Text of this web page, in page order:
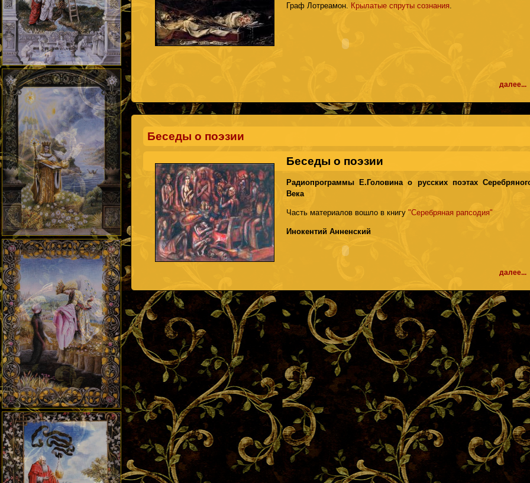
Граф Лотреамон. Крылатые спруты сознания
далее...
Беседы о поэзии
Беседы о поэзии
Радиопрограммы Е.Головина о русских поэтах
Века
Часть материалов вошло в книгу "Серебряная рапсодия"
Инокентий Анненский
далее...